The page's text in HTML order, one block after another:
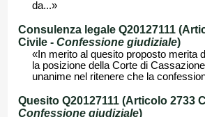
da...»
Consulenza legale Q20127111
Civile - Confessione giudiziale)
«In merito al quesito proposto merita
la posizione della Corte di
unanime nel ritenere che la
Quesito Q20127111 (Articolo 2733
Confessione giudiziale)